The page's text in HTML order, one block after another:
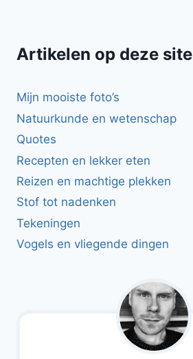
Artikelen op deze site
Mijn mooiste foto’s
Natuurkunde en wetenschap
Quotes
Recepten en lekker eten
Reizen en machtige plekken
Stof tot nadenken
Tekeningen
Vogels en vliegende dingen